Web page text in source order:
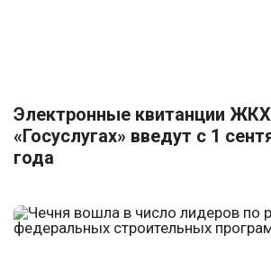
Электронные квитанции
«Госуслугах» введут с 1
года